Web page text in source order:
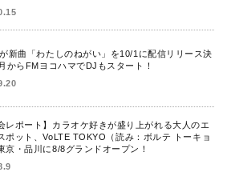
新曲「わたしのねがい」を10/1に配信リリース決
からFMヨコハマでDJもスタート！
レポート】カラオケ好きが盛り上がれる大人のエ
ポット、VoLTE TOKYO（読み：ボルテ トーキョ
京・品川に8/8グランドオープン！